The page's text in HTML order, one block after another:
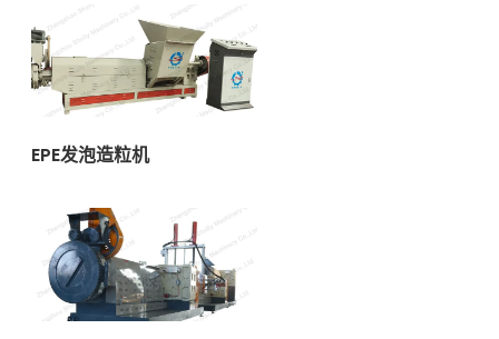
EPE发泡造粒机